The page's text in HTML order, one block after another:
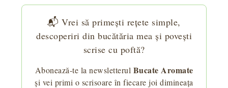
📬 Vrei să primești rețete simple,
descoperiri din bucătăria mea și povești
scrise cu poftă?
Abonează-te la newsletterul Bucate Aromate
și vei primi o scrisoare în fiecare joi dimineața